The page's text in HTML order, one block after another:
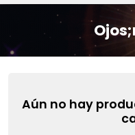
Aún no hay